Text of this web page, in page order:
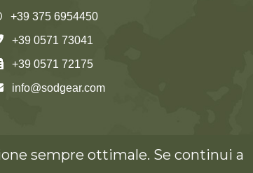
+39 375 6954450
+39 0571 73041
+39 0571 72175
info@sodgear.com
sempre ottimale. Se continui a